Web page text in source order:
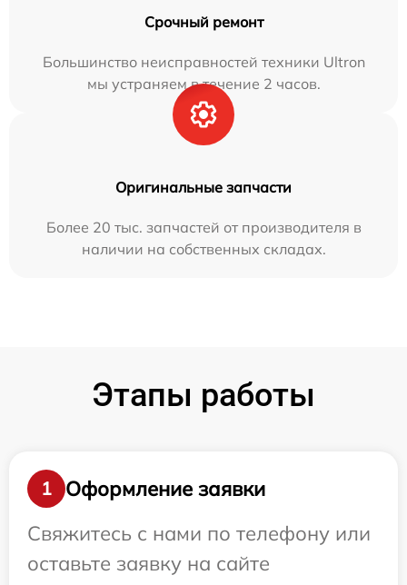
Срочный ремонт
Большинство неисправностей техники Ultron
мы устраняем в течение 2 часов.
Оригинальные запчасти
Более 20 тыс. запчастей от производителя в
наличии на собственных складах.
Этапы работы
1
Оформление заявки
Свяжитесь с нами по телефону или
оставьте заявку на сайте